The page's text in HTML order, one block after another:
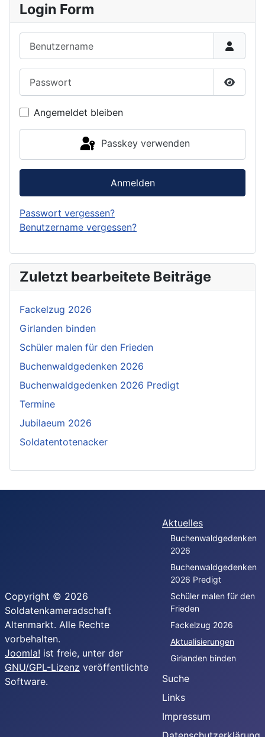
Login Form
Angemeldet bleiben
Passkey verwenden
Anmelden
Passwort vergessen?
Benutzername vergessen?
Zuletzt bearbeitete Beiträge
Fackelzug 2026
Girlanden binden
Schüler malen für den Frieden
Buchenwaldgedenken 2026
Buchenwaldgedenken 2026 Predigt
Termine
Jubilaeum 2026
Soldatentotenacker
Copyright © 2026
Soldatenkameradschaft
Altenmarkt. Alle Rechte
vorbehalten.
Joomla! ist freie, unter der
GNU/GPL-Lizenz veröffentlichte
Software.
Aktuelles
Buchenwaldgedenken
2026
Buchenwaldgedenken
2026 Predigt
Schüler malen für den
Frieden
Fackelzug 2026
Aktualisierungen
Girlanden binden
Suche
Links
Impressum